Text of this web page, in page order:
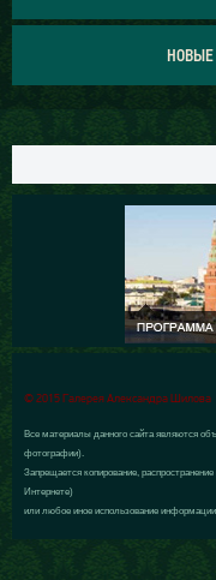
НОВЫЕ
© 2015 Галерея Александра Шилова
Все материалы данного сайта являются
фотографии).
Запрещается копирование,
Интернете)
или любое иное использование информации